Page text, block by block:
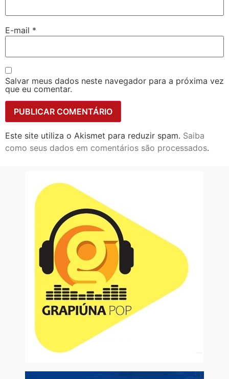
E-mail *
Salvar meus dados neste navegador para a próxima vez
que eu comentar.
Este site utiliza o Akismet para reduzir spam. Saiba
como seus dados em comentários são processados.